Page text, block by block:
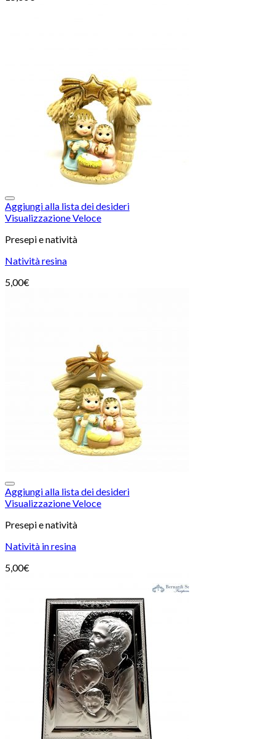
Aggiungi alla lista dei desideri
Visualizzazione Veloce
Presepi e natività
Natività resina
5,00€
Aggiungi alla lista dei desideri
Visualizzazione Veloce
Presepi e natività
Natività in resina
5,00€